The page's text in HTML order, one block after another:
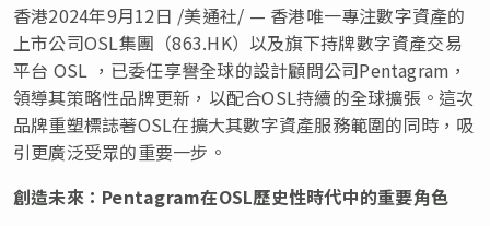
香港2024年9月12日 /美通社/ — 香港唯一專注數字資產的
上市公司OSL集團（863.HK）以及旗下持牌數字資產交易
平台 OSL ，已委任享譽全球的設計顧問公司Pentagram，
領導其策略性品牌更新，以配合OSL持續的全球擴張。這次
品牌重塑標誌著OSL在擴大其數字資產服務範圍的同時，吸
引更廣泛受眾的重要一步。
創造未來： Pentagram在OSL歷史性時代中的重要角色